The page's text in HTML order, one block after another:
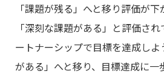
「課題が残る」へと移り評価が
「深刻な課題がある」と評価さ
ートナーシップで目標を達成し
がある」へと移り、目標達成に一